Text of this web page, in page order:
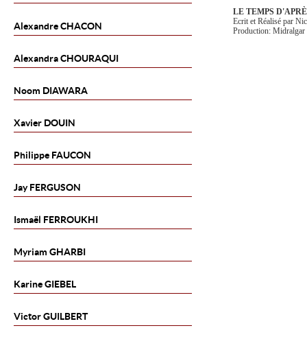
AlexandreCHACON
AlexandraCHOURAQUI
Noom DIAWARA
Xavier DOUIN
Philippe FAUCON
JayFERGUSON
Ismaël FERROUKHI
Myriam GHARBI
KarineGIEBEL
VictorGUILBERT
LE TEMPS
Ecrit et Réalisé par
Production: Midralgar